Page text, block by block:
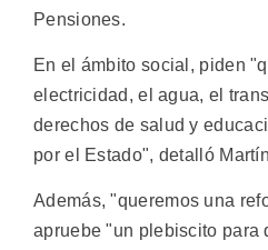
Pensiones.
En el ámbito social, piden
electricidad, el agua, el
derechos de salud y
por el Estado", detalló
Además, "queremos una
apruebe "un plebiscito para